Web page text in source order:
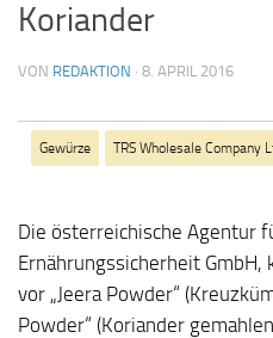
Koriander
VON REDAKTION · 8. APRIL 2016
Gewürze TRS Wholesale Company
Die österreichische Agentur
Ernährungssicherheit GmbH,
vor „Jeera Powder“
Powder“ (Koriander